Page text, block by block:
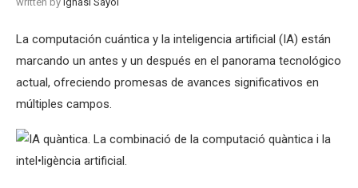
La computación cuántica y la inteligencia artificial (IA) están
marcando un antes y un después en el panorama tecnológico
actual, ofreciendo promesas de avances significativos en
múltiples campos.